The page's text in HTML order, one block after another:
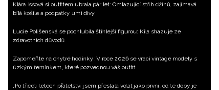
Klára Issová si outfitem ubrala pár let: Omlazující střih džínů, zajímavá
bílá košile a podpatky umí divy
Lucie Polišenská se pochlubila štíhlejší figurou: Kila shazuje ze
zdravotních důvodů
Zapomeňte na chytré hodinky: V roce 2026 se vrací vintage modely s
úzkým řemínkem, které pozvednou váš outfit
„Po třiceti letech přátelství jsem přestala volat jako první, od té doby je